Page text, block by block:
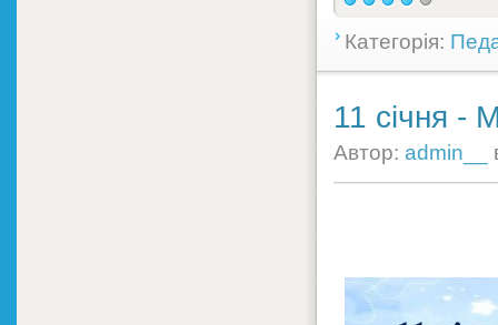
Категорія:
11 січня -
Автор: admin__